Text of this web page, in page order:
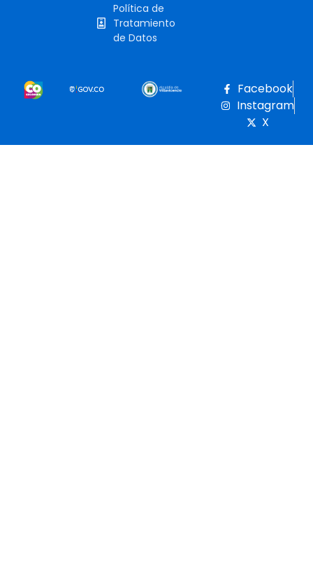
Política de
Tratamiento
de Datos
Facebook
Instagram
X